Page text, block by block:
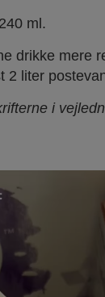
ml.
drikke mere
2 liter
i